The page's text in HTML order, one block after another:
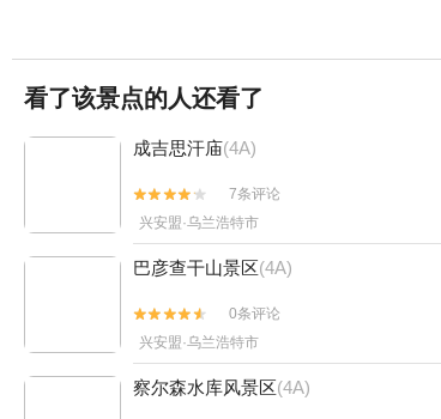
看了该景点的人还看了
成吉思汗庙(4A)


7条评论
兴安盟·乌兰浩特市
巴彦查干山景区(4A)


0条评论
兴安盟·乌兰浩特市
察尔森水库风景区(4A)